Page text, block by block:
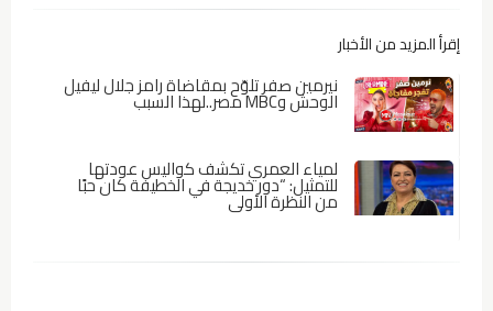
إقرأ المزيد من الأخبار
نيرمين صفر تلوّح بمقاضاة رامز جلال ليفيل
الوحش وMBC مصر..لهذا السبب
لمياء العمري تكشف كواليس عودتها
للتمثيل: “دور خديجة في الخطيفة كان حبًا
من النظرة الأولى